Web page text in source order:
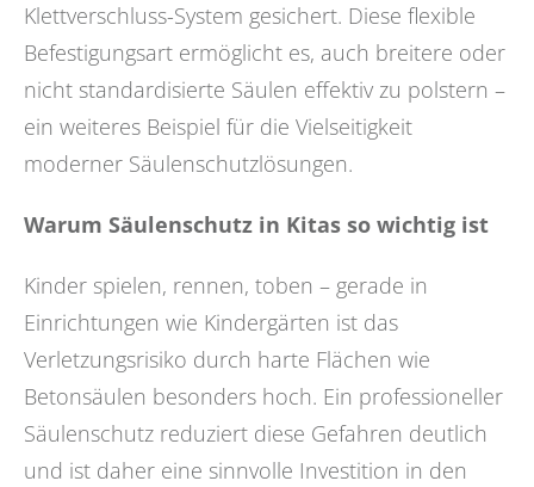
Klettverschluss-System gesichert. Diese flexible
Befestigungsart ermöglicht es, auch breitere oder
nicht standardisierte Säulen effektiv zu polstern –
ein weiteres Beispiel für die Vielseitigkeit
moderner Säulenschutzlösungen.
Warum Säulenschutz in Kitas so wichtig ist
Kinder spielen, rennen, toben – gerade in
Einrichtungen wie Kindergärten ist das
Verletzungsrisiko durch harte Flächen wie
Betonsäulen besonders hoch. Ein professioneller
Säulenschutz reduziert diese Gefahren deutlich
und ist daher eine sinnvolle Investition in den